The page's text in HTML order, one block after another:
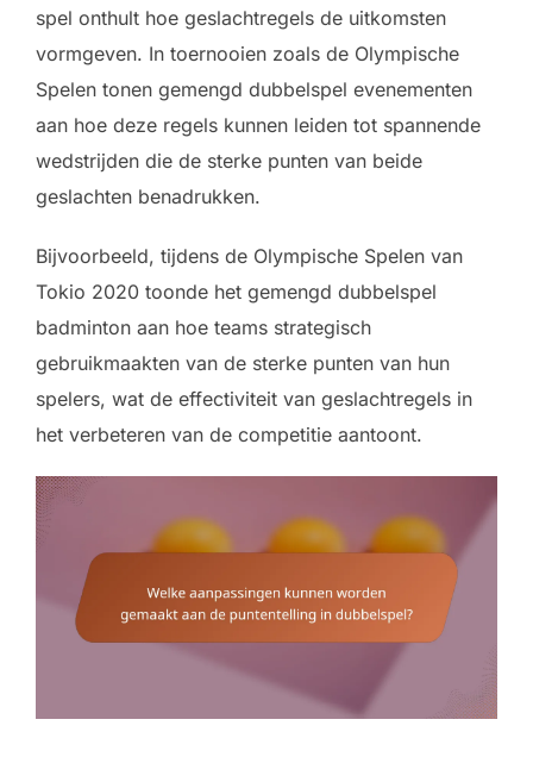
spel onthult hoe geslachtregels de uitkomsten
vormgeven. In toernooien zoals de Olympische
Spelen tonen gemengd dubbelspel evenementen
aan hoe deze regels kunnen leiden tot spannende
wedstrijden die de sterke punten van beide
geslachten benadrukken.
Bijvoorbeeld, tijdens de Olympische Spelen van
Tokio 2020 toonde het gemengd dubbelspel
badminton aan hoe teams strategisch
gebruikmaakten van de sterke punten van hun
spelers, wat de effectiviteit van geslachtregels in
het verbeteren van de competitie aantoont.